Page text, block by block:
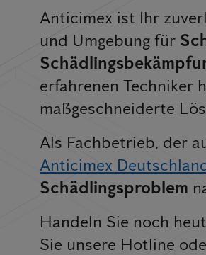
Anticimex ist Ihr
und Umgebung für
erfahrenen Techniker
maßgeschneiderte
Als Fachbetrieb, der
Anticimex
Schädlingsproblem
Handeln Sie noch
Sie unsere Hotline